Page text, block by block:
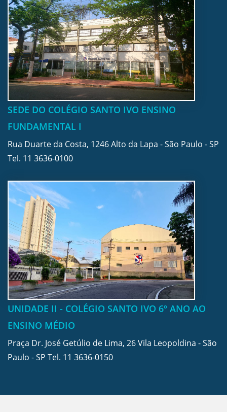
SEDE DO COLÉGIO SANTO IVO ENSINO
FUNDAMENTAL I
Rua Duarte da Costa, 1246 Alto da Lapa - São Paulo - SP
Tel. 11 3636-0100
UNIDADE II - COLÉGIO SANTO IVO 6º ANO AO
ENSINO MÉDIO
Praça Dr. José Getúlio de Lima, 26 Vila Leopoldina - São
Paulo - SP Tel. 11 3636-0150